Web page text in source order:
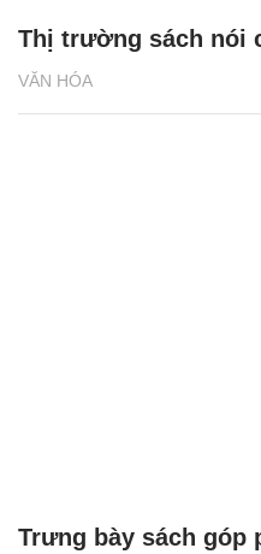
VĂN HÓA
Thị trường sách nói
Trưng bày sách góp